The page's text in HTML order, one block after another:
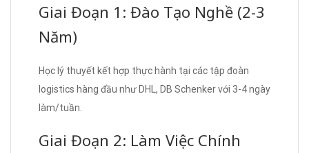
Giai Đoạn 1: Đào Tạo Nghề (2-3
Năm)
Học lý thuyết kết hợp thực hành tại các tập đoàn
logistics hàng đầu như DHL, DB Schenker với 3-4 ngày
làm/tuần.
Giai Đoạn 2: Làm Việc Chính